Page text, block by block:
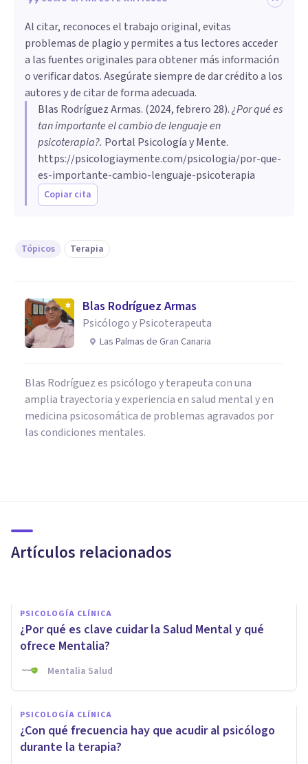
Al citar, reconoces el trabajo original, evitas
problemas de plagio y permites a tus lectores acceder
a las fuentes originales para obtener más información
o verificar datos. Asegúrate siempre de dar crédito a los
autores y de citar de forma adecuada.
Blas Rodríguez Armas. (2024, febrero 28).¿Por qué es
tan importante el cambio de lenguaje en
psicoterapia?. Portal Psicología y Mente.
https://psicologiaymente.com/psicologia/por-que-
es-importante-cambio-lenguaje-psicoterapia
Copiar cita
Tópicos Terapia
Blas Rodríguez Armas
Psicólogo y Psicoterapeuta
Las Palmas de Gran Canaria
Blas Rodríguez es psicólogo y terapeuta con una
amplia trayectoria y experiencia en salud mental y en
medicina psicosomática de problemas agravados por
las condiciones mentales.
Artículos relacionados
tipos y aplicación en el trabajo
PSICOLOGÍA CLÍNICA
¿Por qué es clave cuidar la Salud Mental y qué
ofrece Mentalia?
Mentalia Salud
PSICOLOGÍA CLÍNICA
¿Con qué frecuencia hay que acudir al psicólogo
durante la terapia?
PSICOLOGÍA CLÍNICA
Las 10 mejores Residencias
Geriátricas en Jerez de la
Frontera